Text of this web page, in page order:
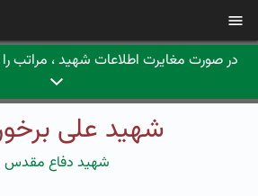
در صورت مغایرت اطلاعات شهید ، مراتب
شهید علی
شهید دفاع مقدس